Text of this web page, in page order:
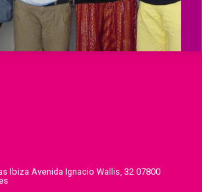
Ibiza Avenida Ignacio Wallis, 32 07800